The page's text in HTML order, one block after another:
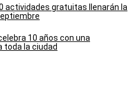
actividades gratuitas llenarán la
10 años con una
toda la ciudad